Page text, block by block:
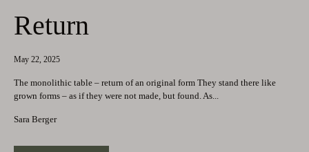
Return
May 22, 2025
The monolithic table – return of an original form They stand there like
grown forms – as if they were not made, but found. As...
Sara Berger